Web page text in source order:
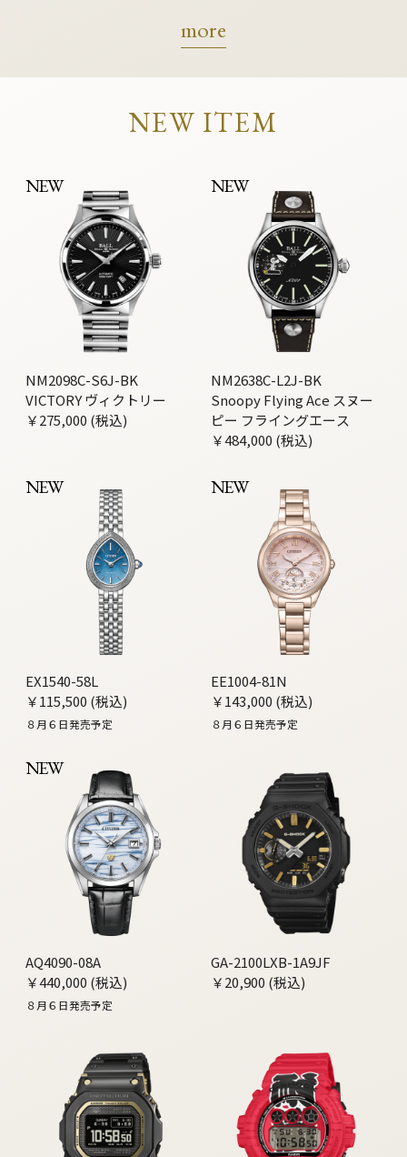
more
NEW ITEM
NEW
NM2098C-S6J-BK
VICTORY ヴィクトリー
￥275,000 (税込)
NEW
NM2638C-L2J-BK
Snoopy Flying Ace スヌー
ピー フライングエース
￥484,000 (税込)
NEW
EX1540-58L
￥115,500 (税込)
８月６日発売予定
NEW
EE1004-81N
￥143,000 (税込)
８月６日発売予定
NEW
AQ4090-08A
￥440,000 (税込)
８月６日発売予定
GA-2100LXB-1A9JF
￥20,900 (税込)